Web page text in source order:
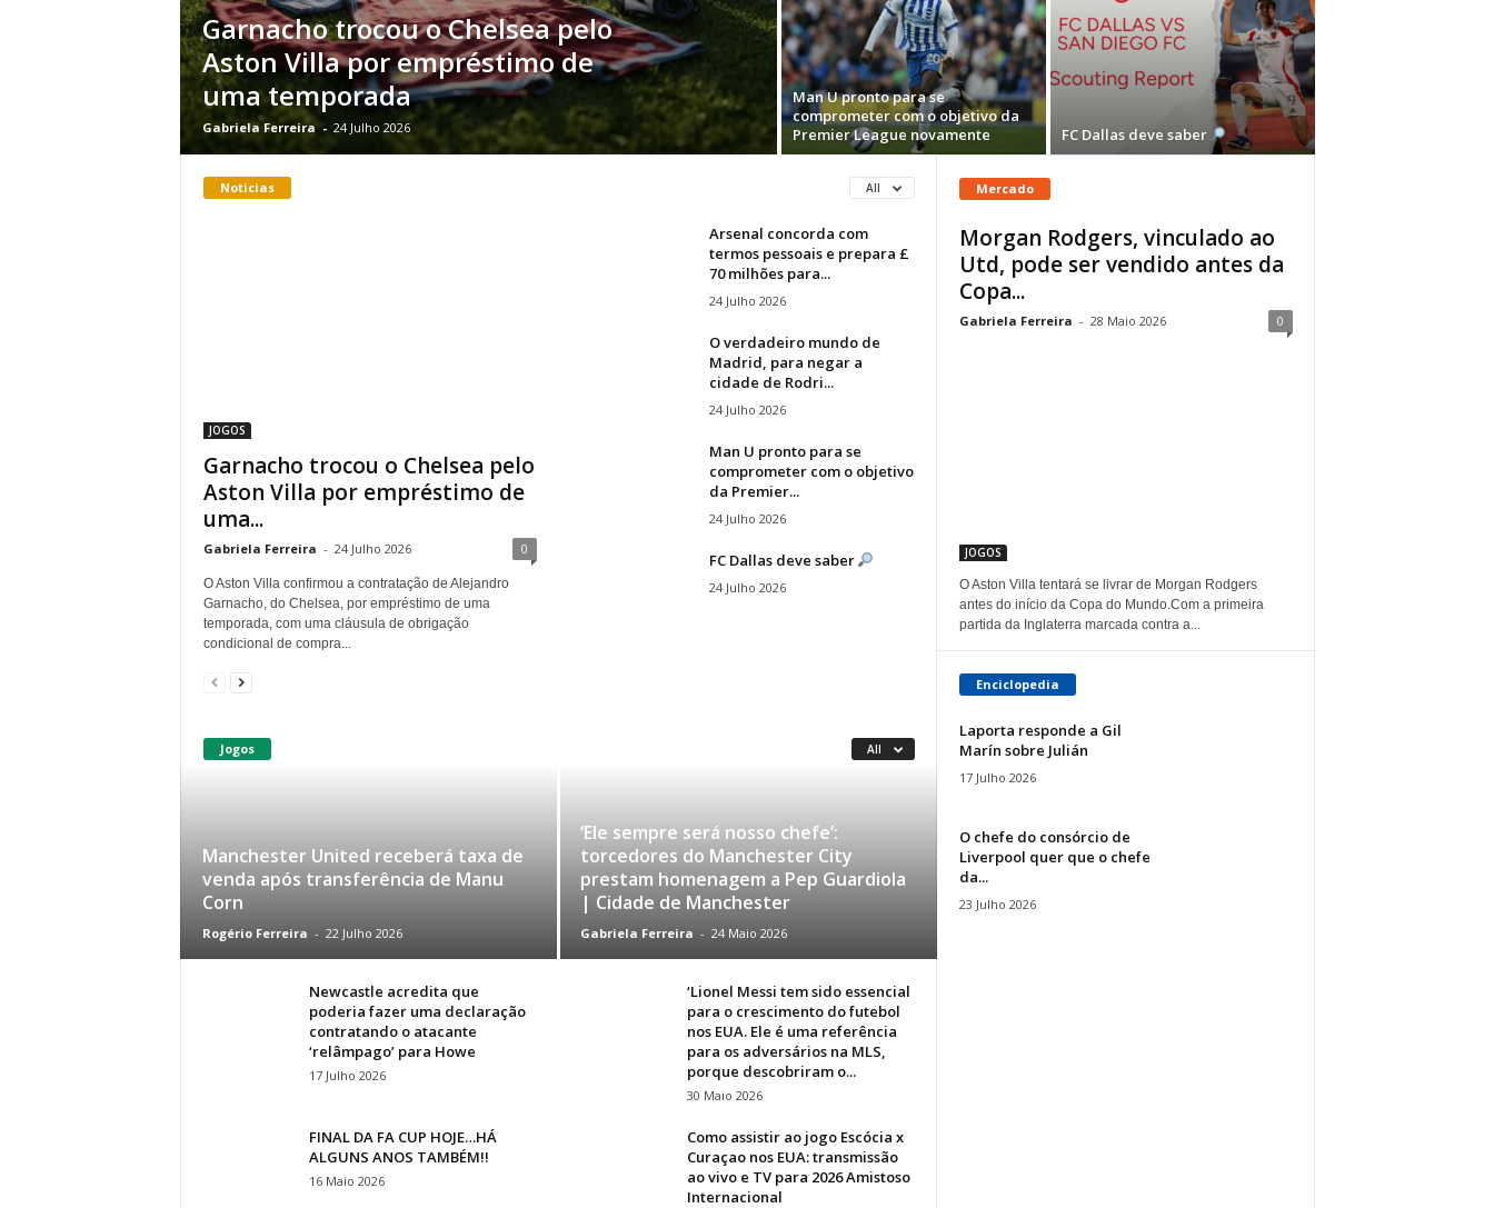
Garnacho trocou o Chelsea pelo
Aston Villa por empréstimo de
uma temporada
Gabriela Ferreira - 24 Julho 2026
Man U pronto para se
comprometer com o objetivo da
Premier League novamente
FC Dallas deve saber
Noticias All
JOGOS
Garnacho trocou o Chelsea pelo
Aston Villa por empréstimo de
uma...
Gabriela Ferreira - 24 Julho 2026 0
O Aston Villa confirmou a contratação de Alejandro
Garnacho, do Chelsea, por empréstimo de uma
temporada, com uma cláusula de obrigação
condicional de compra...
Arsenal concorda com
termos pessoais e prepara £
70 milhões para...
24 Julho 2026
O verdadeiro mundo de
Madrid, para negar a
cidade de Rodri...
24 Julho 2026
Man U pronto para se
comprometer com o objetivo
da Premier...
24 Julho 2026
FC Dallas deve saber
24 Julho 2026
Jogos All
Manchester United receberá taxa de
venda após transferência de Manu
Corn
Rogério Ferreira - 22 Julho 2026
‘Ele sempre será nosso chefe’:
torcedores do Manchester City
prestam homenagem a Pep Guardiola
| Cidade de Manchester
Gabriela Ferreira - 24 Maio 2026
Newcastle acredita que
poderia fazer uma declaração
contratando o atacante
‘relâmpago’ para Howe
17 Julho 2026
‘Lionel Messi tem sido essencial
para o crescimento do futebol
nos EUA. Ele é uma referência
para os adversários na MLS,
porque descobriram o...
30 Maio 2026
FINAL DA FA CUP HOJE…HÁ
ALGUNS ANOS TAMBÉM!!
16 Maio 2026
Como assistir ao jogo Escócia x
Curaçao nos EUA: transmissão
ao vivo e TV para 2026 Amistoso
Internacional
Mercado
Morgan Rodgers, vinculado ao
Utd, pode ser vendido antes da
Copa...
Gabriela Ferreira - 28 Maio 2026 0
JOGOS
O Aston Villa tentará se livrar de Morgan Rodgers
antes do início da Copa do Mundo.Com a primeira
partida da Inglaterra marcada contra a...
Enciclopedia
Laporta responde a Gil
Marín sobre Julián
17 Julho 2026
O chefe do consórcio de
Liverpool quer que o chefe
da...
23 Julho 2026